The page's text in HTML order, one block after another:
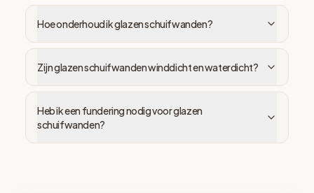
Hoe onderhoud ik glazen schuifwanden?
Zijn glazen schuifwanden winddicht en waterdicht?
Heb ik een fundering nodig voor glazen
schuifwanden?